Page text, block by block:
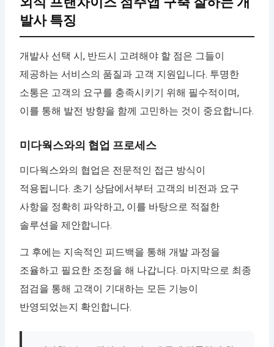
발사 특징
개발사 선택 시, 반드시 고려해야 할 점은 그들이
제공하는 서비스의 품질과 고객 지원입니다. 투명한
소통은 고객의 요구를 충족시키기 위해 필수적이며,
이를 통해 발전 방향을 함께 고민하는 것이 중요합니다.
미다웍스와의 협업 프로세스
미다웍스와의 협업은 전문적인 접근 방식이
적용됩니다. 초기 상담에서부터 고객의 비전과 요구
사항을 정확히 파악하고, 이를 바탕으로 적절한
솔루션을 제안합니다.
그 후에는 지속적인 피드백을 통해 개발 과정을
조율하고 필요한 조정을 해 나갑니다. 마지막으로 최종
점검을 통해 고객이 기대하는 모든 기능이
반영되었는지 확인합니다.